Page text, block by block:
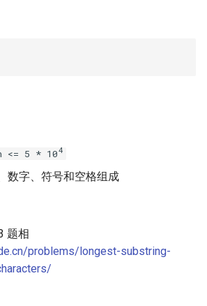
第 N 个结
节点
<= 5 * 104
数字、符号和空格组成
题相
problems/longest-substring-